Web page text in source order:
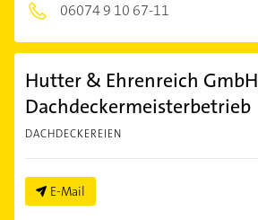
06074 9 10 67-11
Hutter & Ehrenreich GmbH
Dachdeckermeisterbetrieb
DACHDECKEREIEN
E-Mail